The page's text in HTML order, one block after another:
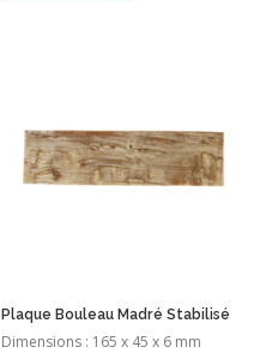
Plaque Bouleau Madré Stabilisé
Dimensions : 165 x 45 x 6 mm